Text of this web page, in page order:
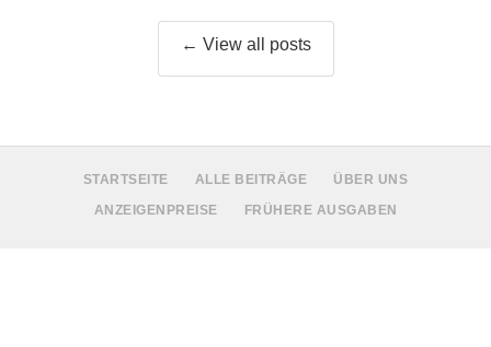
← View all posts
STARTSEITE ALLE BEITRÄGE
ÜBER UNS
ANZEIGENPREISE
FRÜHERE AUSGABEN